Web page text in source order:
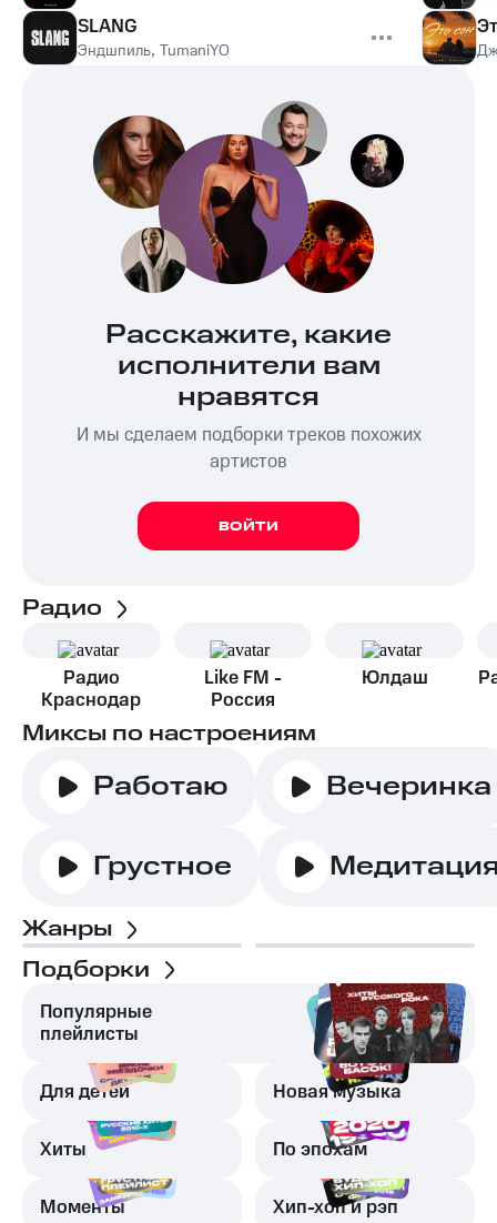
SLANG
Эндшпиль, TumaniYO
Расскажите, какие
исполнители вам
нравятся
И мы сделаем подборки треков похожих
артистов
ВОЙТИ
Радио
Радио
Краснодар
Like FM -
Россия
Юлдаш
Миксы по настроениям
Работаю Вечеринка
Грустное
Жанры
Подборки
Популярные
плейлисты
Для детей Новая музыка
Хиты По эпохам
Моменты Хип-хоп и рэп